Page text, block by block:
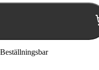
Beställningsbar